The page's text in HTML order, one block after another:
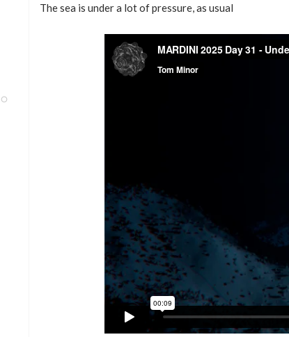
The sea is under a lot of pressure, as usual